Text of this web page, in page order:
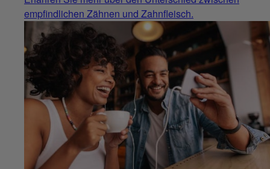
empfindlichen Zähnen und Zahnfleisch.